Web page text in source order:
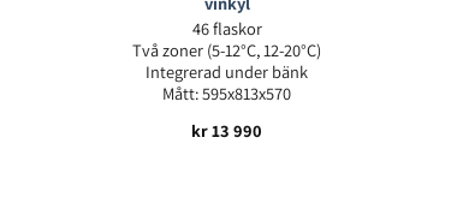
46 flaskor
Två zoner (5-12°C, 12-20°C)
Integrerad under bänk
Mått: 595x813x570
kr13 990